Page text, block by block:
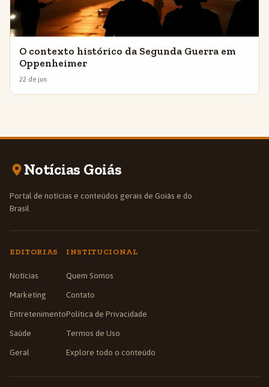
O contexto histórico da Segunda Guerra em
Oppenheimer
22 de jun.
Notícias Goiás
Portal de notícias e conteúdos gerais de Goiás e do
Brasil
EDITORIAS
Notícias
Marketing
Entretenimento
Saúde
Geral
INSTITUCIONAL
Quem Somos
Contato
Política de Privacidade
Termos de Uso
Explore todo o conteúdo